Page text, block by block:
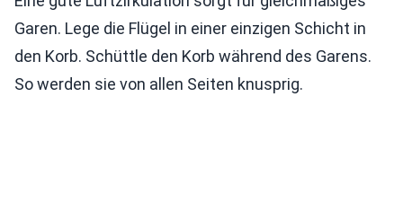
Garen. Lege die Flügel in einer einzigen Schicht in
den Korb. Schüttle den Korb während des Garens.
So werden sie von allen Seiten knusprig.